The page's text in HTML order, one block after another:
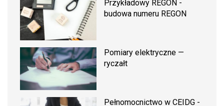
Przykładowy REGON -
budowa numeru REGON
Pomiary elektryczne —
ryczałt
Pełnomocnictwo w CEIDG -